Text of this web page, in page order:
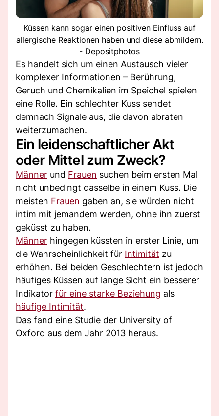
Küssen kann sogar einen positiven Einfluss auf
allergische Reaktionen haben und diese abmildern.
- Depositphotos
Es handelt sich um einen Austausch vieler
komplexer Informationen – Berührung,
Geruch und Chemikalien im Speichel spielen
eine Rolle. Ein schlechter Kuss sendet
demnach Signale aus, die davon abraten
weiterzumachen.
Ein leidenschaftlicher Akt
oder Mittel zum Zweck?
Männer und Frauen suchen beim ersten Mal
nicht unbedingt dasselbe in einem Kuss. Die
meisten Frauen gaben an, sie würden nicht
intim mit jemandem werden, ohne ihn zuerst
geküsst zu haben.
Männer hingegen küssten in erster Linie, um
die Wahrscheinlichkeit für Intimität zu
erhöhen. Bei beiden Geschlechtern ist jedoch
häufiges Küssen auf lange Sicht ein besserer
Indikator für eine starke Beziehung als
häufige Intimität.
Das fand eine Studie der University of
Oxford aus dem Jahr 2013 heraus.